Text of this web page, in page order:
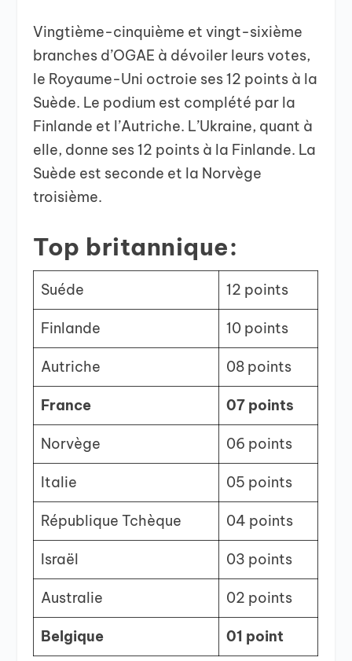
Vingtième-cinquième et vingt-sixième
branches d’OGAE à dévoiler leurs votes,
le Royaume-Uni octroie ses 12 points à la
Suède. Le podium est complété par la
Finlande et l’Autriche. L’Ukraine, quant à
elle, donne ses 12 points à la Finlande. La
Suède est seconde et la Norvège
troisième.
Top britannique:
Suéde 12 points
Finlande 10 points
Autriche 08 points
France 07 points
Norvège 06 points
Italie 05 points
République Tchèque 04 points
Israël 03 points
Australie 02 points
Belgique 01 point